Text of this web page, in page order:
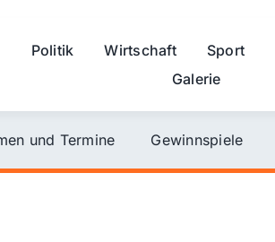
Politik Wirtschaft Sport
Galerie
und Termine Gewinnspiele